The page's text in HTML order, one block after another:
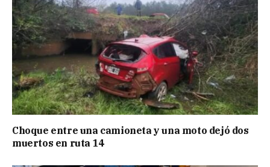
Choque entre una camioneta y una moto dejó dos
muertos en ruta 14